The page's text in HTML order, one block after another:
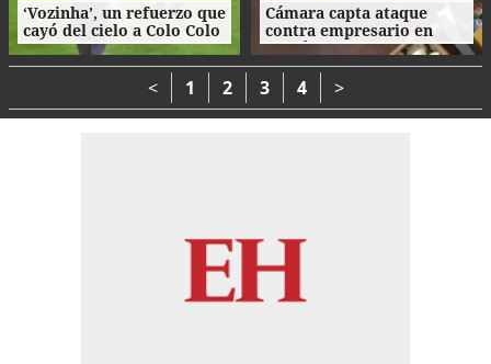
‘Vozinha’, un refuerzo que
cayó del cielo a Colo Colo
como su camiseta en la
bienvenida
Cámara capta ataque
contra empresario en
Danlí
< 1 2 3 4 >